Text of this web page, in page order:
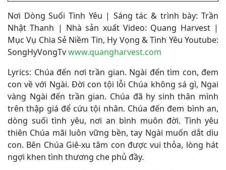
Nơi Dòng Suối Tình Yêu | Sáng tác & trình bày: Trần
Nhật Thanh | Nhà sản xuất Video: Quang Harvest |
Mục Vụ Chia Sẻ Niềm Tin, Hy Vọng & Tình Yêu Youtube:
SongHyVongTvwww.quangharvest.com
Lyrics: Chúa đến nơi trần gian. Ngài đến tìm con, đem
con về với Ngài. Đời con tội lỗi Chúa không sá gì, Ngai
vàng Ngài đến trần gian. Chúa đã hy sinh thân mình
trên thập giá để cứu tội nhân. Chúa đến đem bình an,
dòng suối tình yêu, nơi an bình muôn đời. Tình yêu
thiên Chúa mãi luôn vững bền, tay Ngài muốn dắt dìu
con. Bên Chúa Giê-xu tâm con được vui thỏa, lòng hát
ngợi khen tình thương che phủ đầy.